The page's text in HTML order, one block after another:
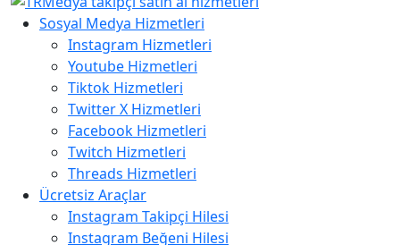
Sosyal Medya Hizmetleri
Instagram Hizmetleri
Youtube Hizmetleri
Tiktok Hizmetleri
Twitter X Hizmetleri
Facebook Hizmetleri
Twitch Hizmetleri
Threads Hizmetleri
Ücretsiz Araçlar
Instagram Takipçi Hilesi
Instagram Beğeni Hilesi